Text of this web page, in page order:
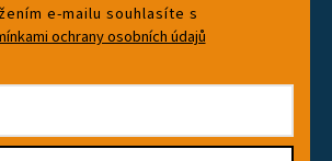
e-mailu souhlasíte s
ochrany osobních údajů